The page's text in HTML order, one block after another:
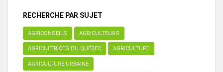
RECHERCHE PAR SUJET
AGRICONSEILS AGRICULTEURS
AGRICULTRICES DU QUÉBEC AGRICULTURE
AGRICULTURE URBAINE